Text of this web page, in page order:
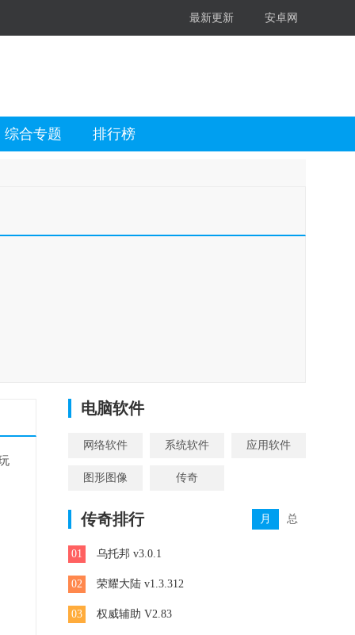
最新更新 安卓网
综合专题 排行榜
电脑软件
网络软件 系统软件 应用软件
图形图像 传奇
传奇排行 月 总
01 乌托邦 v3.0.1
02 荣耀大陆 v1.3.312
03 权威辅助 V2.83